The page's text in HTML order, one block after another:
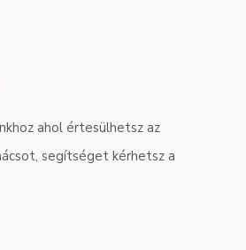
ahol értesülhetsz az
segítséget kérhetsz a